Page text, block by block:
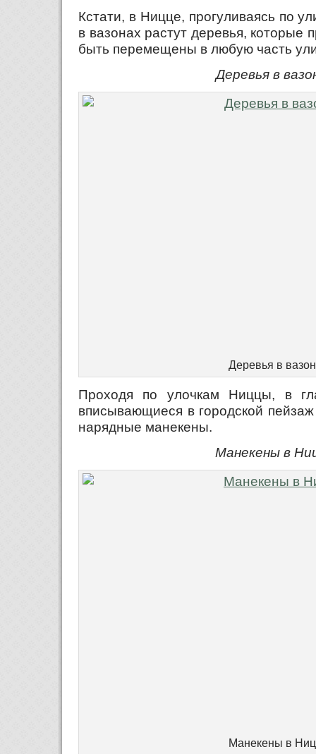
Кстати, в Ницце, прогуливаясь по
в вазонах растут деревья, которые
быть перемещены в любую часть
Деревья в
Деревья в
Проходя по улочкам Ниццы, в
вписывающиеся в городской пейзаж
нарядные манекены.
Манекены в
Манекены в